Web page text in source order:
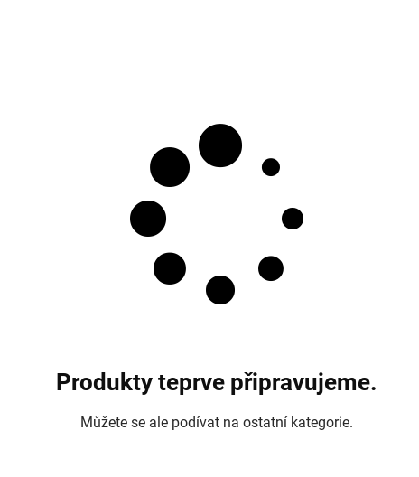
Produkty teprve připravujeme.
Můžete se ale podívat na ostatní kategorie.